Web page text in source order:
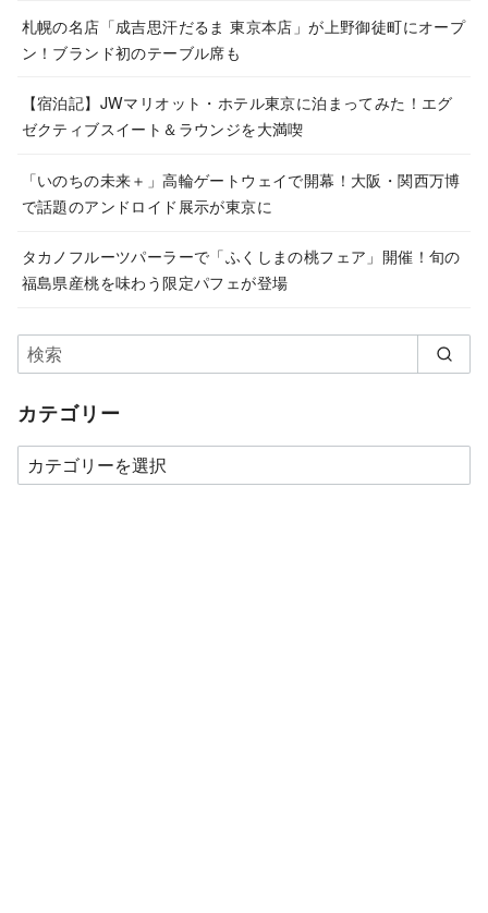
札幌の名店「成吉思汗だるま 東京本店」が上野御徒町にオープ
ン！ブランド初のテーブル席も
【宿泊記】JWマリオット・ホテル東京に泊まってみた！エグ
ゼクティブスイート＆ラウンジを大満喫
「いのちの未来＋」高輪ゲートウェイで開幕！大阪・関西万博
で話題のアンドロイド展示が東京に
タカノフルーツパーラーで「ふくしまの桃フェア」開催！旬の
福島県産桃を味わう限定パフェが登場
カテゴリー
カ
テ